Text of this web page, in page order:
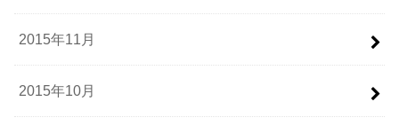
2015年11月
2015年10月